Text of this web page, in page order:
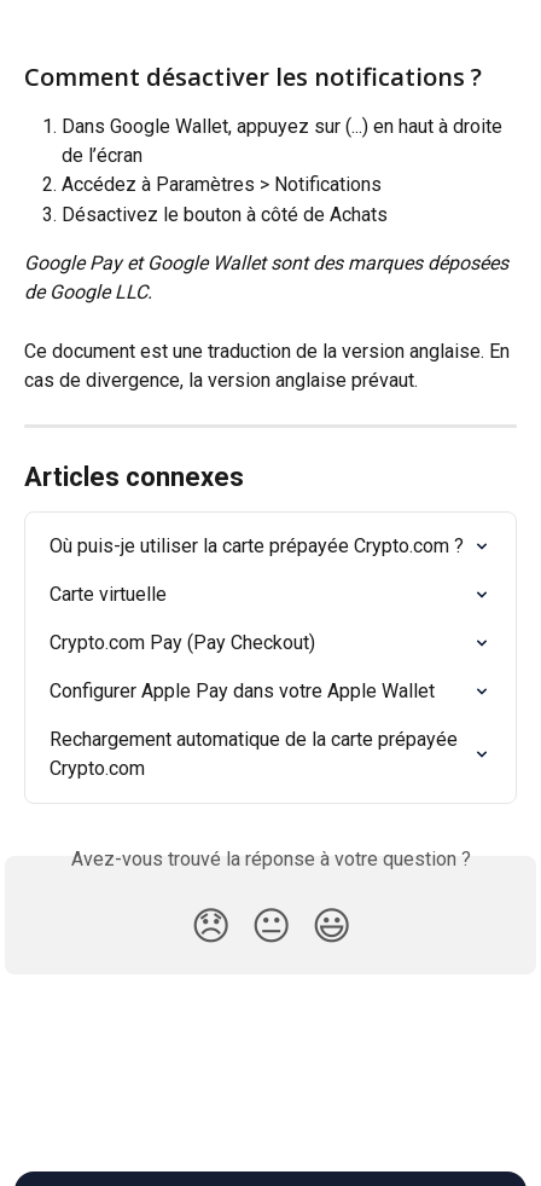
Comment désactiver les notifications ?
Dans Google Wallet, appuyez sur (...) en haut à droite
de l’écran
Accédez à Paramètres > Notifications
Désactivez le bouton à côté de Achats
Google Pay et Google Wallet sont des marques déposées
de Google LLC.
Ce document est une traduction de la version anglaise. En
cas de divergence, la version anglaise prévaut.
Articles connexes
Où puis-je utiliser la carte prépayée Crypto.com ?
Carte virtuelle
Crypto.com Pay (Pay Checkout)
Configurer Apple Pay dans votre Apple Wallet
Rechargement automatique de la carte prépayée
Crypto.com
Avez-vous trouvé la réponse à votre question ?
😞 😐 😃